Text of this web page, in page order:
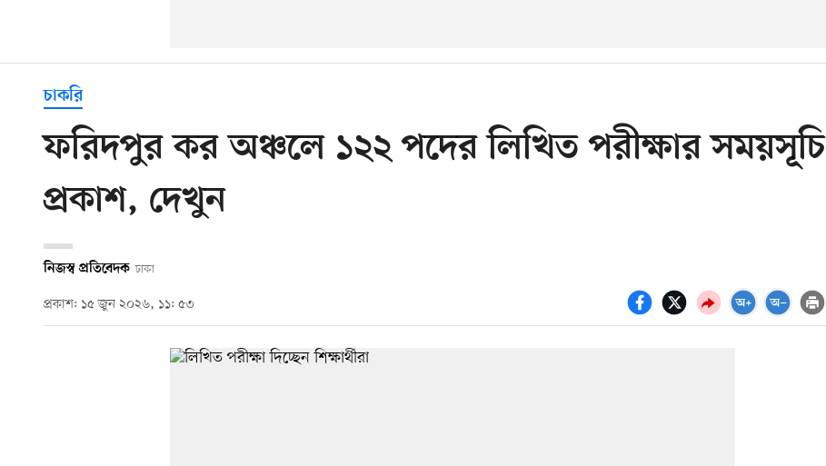
চাকরি
ফরিদপুর কর অঞ্চলে ১২২ পদের লিখিত পরীক্ষার সময়সূচি
প্রকাশ, দেখুন
নিজস্ব প্রতিবেদক ঢাকা
প্রকাশ: ১৫ জুন ২০২৬, ১১: ৫৩